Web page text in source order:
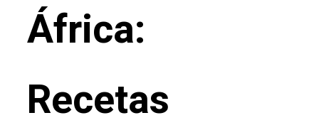
África:
Recetas